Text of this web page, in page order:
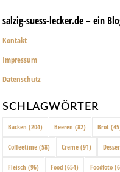
salzig-suess-lecker.de – ein
Kontakt
Impressum
Datenschutz
SCHLAGWÖRTER
Backen (204) Beeren (82) Brot
Coffeetime (58) Creme (91)
Fleisch (96) Food (654) Foodfoto